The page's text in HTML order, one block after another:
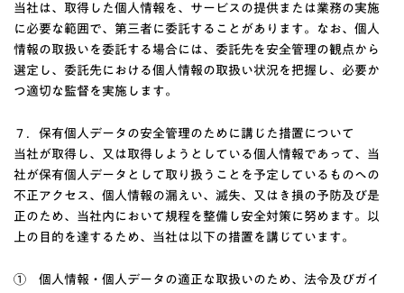
当社は、取得した個人情報を、サービスの提供または業務の実施
に必要な範囲で、第三者に委託することがあります。なお、個人
情報の取扱いを委託する場合には、委託先を安全管理の観点から
選定し、委託先における個人情報の取扱い状況を把握し、必要か
つ適切な監督を実施します。
７．保有個人データの安全管理のために講じた措置について
当社が取得し、又は取得しようとしている個人情報であって、当
社が保有個人データとして取り扱うことを予定しているものへの
不正アクセス、個人情報の漏えい、滅失、又はき損の予防及び是
正のため、当社内において規程を整備し安全対策に努めます。以
上の目的を達するため、当社は以下の措置を講じています。
①
個人情報・個人データの適正な取扱いのため、法令及びガイ